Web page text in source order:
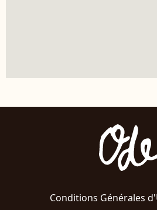
Conditions Générales